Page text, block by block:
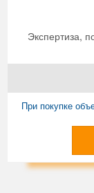
Экспертиза,
При покупке